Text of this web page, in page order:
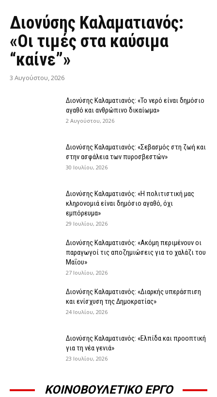
Διονύσης Καλαματιανός:
«Οι τιμές στα καύσιμα
“καίνε”»
3 Αυγούστου, 2026
Διονύσης Καλαματιανός: «Το νερό είναι δημόσιο
αγαθό και ανθρώπινο δικαίωμα»
2 Αυγούστου, 2026
Διονύσης Καλαματιανός: «Σεβασμός στη ζωή και
στην ασφάλεια των πυροσβεστών»
30 Ιουλίου, 2026
Διονύσης Καλαματιανός: «Η πολιτιστική μας
κληρονομιά είναι δημόσιο αγαθό, όχι
εμπόρευμα»
29 Ιουλίου, 2026
Διονύσης Καλαματιανός: «Ακόμη περιμένουν οι
παραγωγοί τις αποζημιώσεις για το χαλάζι του
Μαΐου»
27 Ιουλίου, 2026
Διονύσης Καλαματιανός: «Διαρκής υπεράσπιση
και ενίσχυση της Δημοκρατίας»
24 Ιουλίου, 2026
Διονύσης Καλαματιανός: «Ελπίδα και προοπτική
για τη νέα γενιά»
23 Ιουλίου, 2026
ΚΟΙΝΟΒΟΥΛΕΤΙΚΟ ΕΡΓΟ